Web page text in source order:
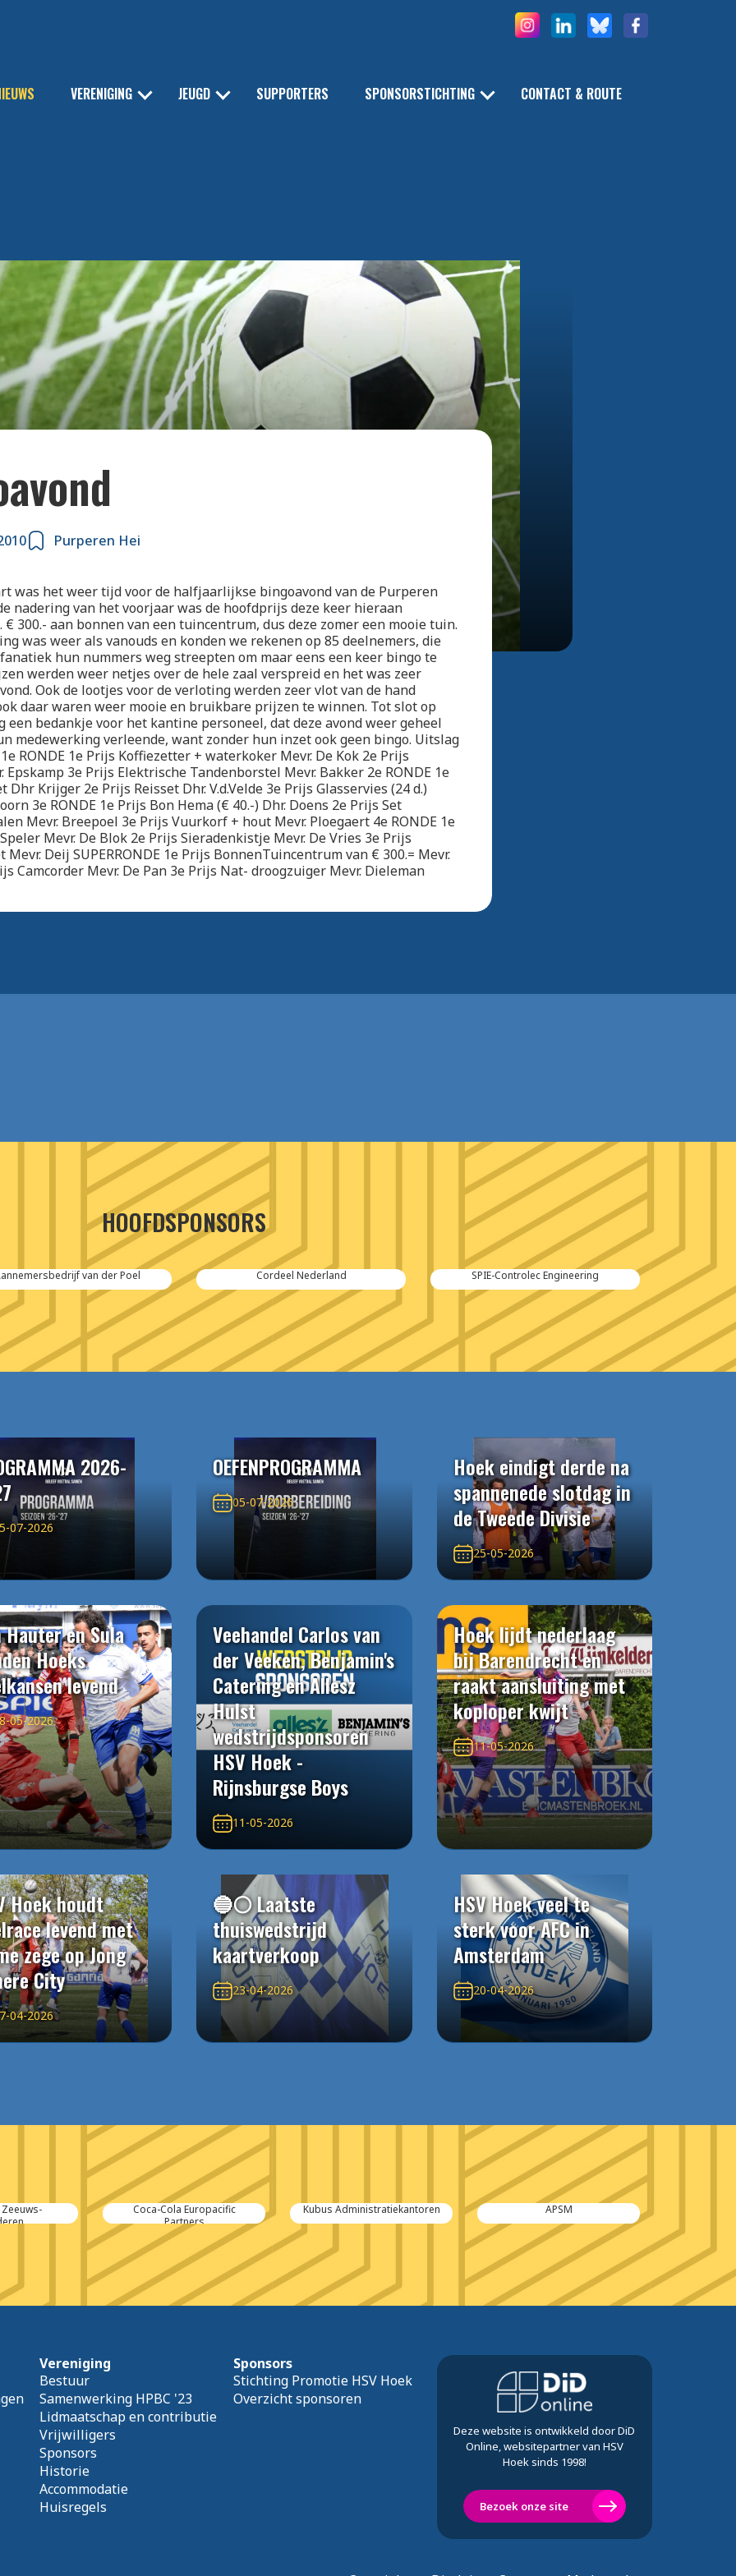
VERENIGING JEUGD SUPPORTERS SPONSORSTICHTING CONTACT & ROUTE
Bekijk alle foto's
Purperen Hei
was het weer tijd voor de halfjaarlijkse bingoavond van de Purperen
nadering van het voorjaar was de hoofdprijs deze keer hieraan
300.- aan bonnen van een tuincentrum, dus deze zomer een mooie tuin.
was weer als vanouds en konden we rekenen op 85 deelnemers, die
hun nummers weg streepten om maar eens een keer bingo te
werden weer netjes over de hele zaal verspreid en het was zeer
Ook de lootjes voor de verloting werden zeer vlot van de hand
daar waren weer mooie en bruikbare prijzen te winnen. Tot slot op
een bedankje voor het kantine personeel, dat deze avond weer geheel
medewerking verleende, want zonder hun inzet ook geen bingo. Uitslag
RONDE 1e Prijs Koffiezetter + waterkoker Mevr. De Kok 2e Prijs
Epskamp 3e Prijs Elektrische Tandenborstel Mevr. Bakker 2e RONDE 1e
Dhr Krijger 2e Prijs Reisset Dhr. V.d.Velde 3e Prijs Glasservies (24 d.)
3e RONDE 1e Prijs Bon Hema (€ 40.-) Dhr. Doens 2e Prijs Set
Mevr. Breepoel 3e Prijs Vuurkorf + hout Mevr. Ploegaert 4e RONDE 1e
Mevr. De Blok 2e Prijs Sieradenkistje Mevr. De Vries 3e Prijs
Mevr. Deij SUPERRONDE 1e Prijs BonnenTuincentrum van € 300.= Mevr.
Camcorder Mevr. De Pan 3e Prijs Nat- droogzuiger Mevr. Dieleman
HOOFDSPONSORS
van der Poel Cordeel Nederland SPIE-Controlec Engineering
2026-
07-2026
OEFENPROGRAMMA
05-07-2026
Hoek eindigt derde na
spannenede slotdag in
de Tweede Divisie
25-05-2026
Hauter en Sula
Hoeks
levend
05-2026
Veehandel Carlos van
der Veeken, Benjamin's
Catering en Allesz
Hulst
wedstrijdsponsoren
HSV Hoek -
Rijnsburgse Boys
11-05-2026
Hoek lijdt nederlaag
bij Barendrecht en
raakt aansluiting met
koploper kwijt
11-05-2026
Hoek houdt
levend met
zege op Jong
City
04-2026
🔵⚪️ Laatste
thuiswedstrijd
kaartverkoop
23-04-2026
HSV Hoek veel te
sterk voor AFC in
Amsterdam
20-04-2026
Coca-Cola Europacific
Partners
Kubus Administratiekantoren APSM
Vereniging
Bestuur
Samenwerking HPBC '23
Lidmaatschap en contributie
Vrijwilligers
Sponsors
Historie
Accommodatie
Huisregels
Sponsors
Stichting Promotie HSV Hoek
Overzicht sponsoren
Deze website is ontwikkeld door DiD
Online, websitepartner van HSV
Hoek sinds 1998!
Bezoek onze site